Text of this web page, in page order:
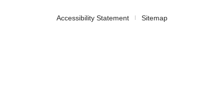
Accessibility Statement Sitemap